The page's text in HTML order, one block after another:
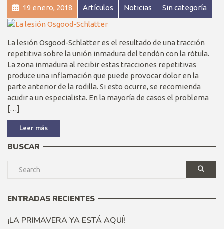
19 enero, 2018 Artículos Noticias Sin categoría
La lesión Osgood-Schlatter es el resultado de una tracción
repetitiva sobre la unión inmadura del tendón con la rótula.
La zona inmadura al recibir estas tracciones repetitivas
produce una inflamación que puede provocar dolor en la
parte anterior de la rodilla. Si esto ocurre, se recomienda
acudir a un especialista. En la mayoría de casos el problema
[…]
Leer más
BUSCAR
ENTRADAS RECIENTES
¡LA PRIMAVERA YA ESTÁ AQUÍ!